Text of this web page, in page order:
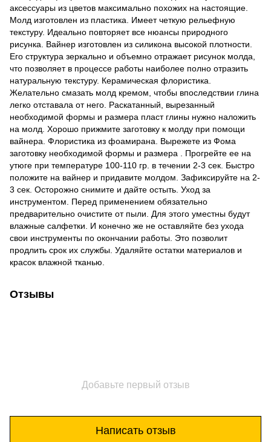
аксессуары из цветов максимально похожих на настоящие.
Молд изготовлен из пластика. Имеет четкую рельефную
текстуру. Идеально повторяет все нюансы природного
рисунка. Вайнер изготовлен из силикона высокой плотности.
Его структура зеркально и объемно отражает рисунок молда,
что позволяет в процессе работы наиболее полно отразить
натуральную текстуру. Керамическая флористика.
Желательно смазать молд кремом, чтобы впоследствии глина
легко отставала от него. Раскатанный, вырезанный
необходимой формы и размера пласт глины нужно наложить
на молд. Хорошо прижмите заготовку к молду при помощи
вайнера. Флористика из фоамирана. Вырежете из Фома
заготовку необходимой формы и размера . Прогрейте ее на
утюге при температуре 100-110 гр. в течении 2-3 сек. Быстро
положите на вайнер и придавите молдом. Зафиксируйте на 2-
3 сек. Осторожно снимите и дайте остыть. Уход за
инструментом. Перед применением обязательно
предварительно очистите от пыли. Для этого уместны будут
влажные салфетки. И конечно же не оставляйте без ухода
свои инструменты по окончании работы. Это позволит
продлить срок их службы. Удаляйте остатки материалов и
красок влажной тканью.
Отзывы
Добавьте первый отзыв
Написать отзыв